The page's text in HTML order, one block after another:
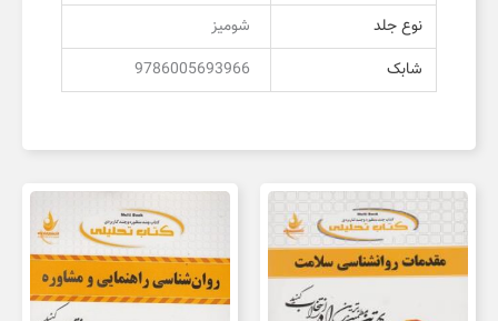
نوع جلد
شومیز
شابک
9786005693966